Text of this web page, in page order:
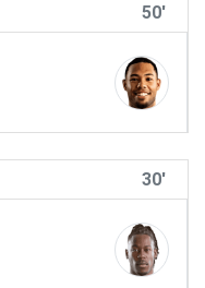
50'
30'